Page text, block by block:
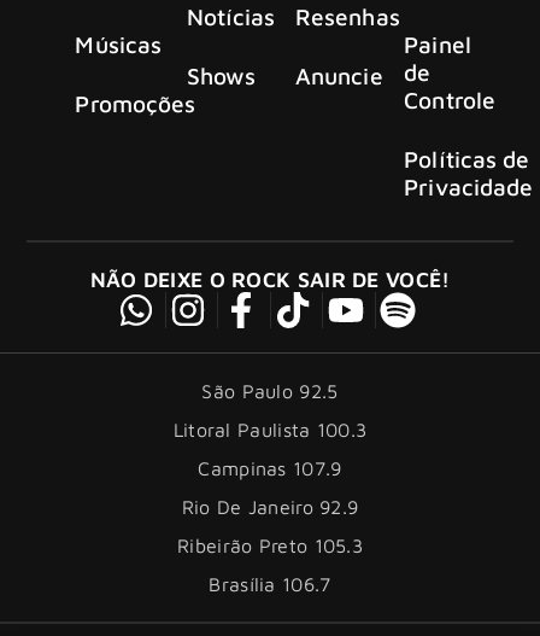
Músicas
Promoções
Notícias
Shows
Resenhas
Anuncie
Painel
de
Controle
Políticas de
Privacidade
NÃO DEIXE O ROCK SAIR DE VOCÊ!
São Paulo 92.5
Litoral Paulista 100.3
Campinas 107.9
Rio De Janeiro 92.9
Ribeirão Preto 105.3
Brasília 106.7